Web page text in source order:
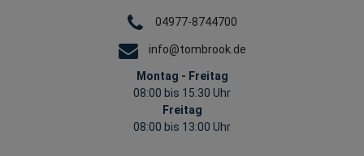
04977-8744700
info@tombrook.de
Montag - Freitag
08:00 bis 15:30 Uhr
Freitag
08:00 bis 13:00 Uhr